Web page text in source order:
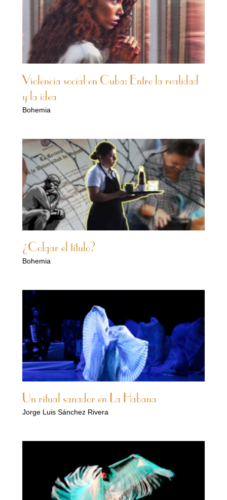
Violencia social en Cuba: Entre la realidad
y la idea
Bohemia
¿Colgar el título?
Bohemia
Un ritual sanador en La Habana
Jorge Luis Sánchez Rivera